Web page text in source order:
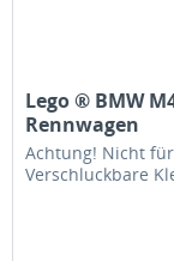
Lego ® BMW
Rennwagen
Achtung! Nicht
Verschluckbare